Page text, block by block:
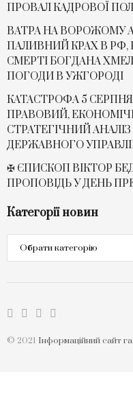
ПРОВАЛ КАДРОВОЇ
ВАТРА НА ВОРОЖОМУ
ПАЛИВНИЙ КРАХ В РФ,
СМЕРТІ БОГДАНА
ПОГОДИ В УЖГОРОДІ
КАТАСТРОФА 5
ПРАВОВИЙ,
СТРАТЕГІЧНИЙ
ДЕРЖАВНОГО
✠ ЄПИСКОП ВІКТОР
ПРОПОВІДЬ У ДЕНЬ
Категорії новин
новин
© 2021 Інформаційний сайт